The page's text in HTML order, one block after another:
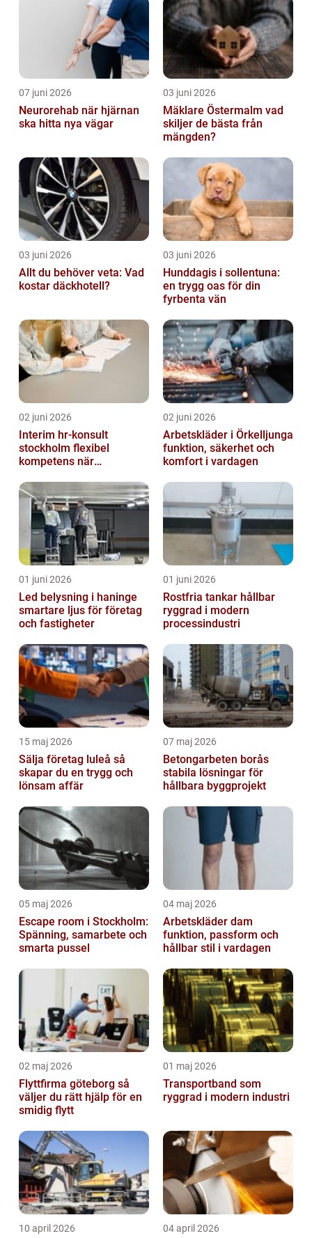
07 juni 2026
Neurorehab när hjärnan
ska hitta nya vägar
03 juni 2026
Mäklare Östermalm vad
skiljer de bästa från
mängden?
03 juni 2026
Allt du behöver veta: Vad
kostar däckhotell?
03 juni 2026
Hunddagis i sollentuna:
en trygg oas för din
fyrbenta vän
02 juni 2026
Interim hr-konsult
stockholm flexibel
kompetens när
02 juni 2026
Arbetskläder i Örkelljunga
funktion, säkerhet och
komfort i vardagen
01 juni 2026
Led belysning i haninge
smartare ljus för företag
och fastigheter
01 juni 2026
Rostfria tankar hållbar
ryggrad i modern
processindustri
15 maj 2026
Sälja företag luleå så
skapar du en trygg och
lönsam affär
07 maj 2026
Betongarbeten borås
stabila lösningar för
hållbara byggprojekt
05 maj 2026
Escape room i Stockholm:
Spänning, samarbete och
smarta pussel
04 maj 2026
Arbetskläder dam
funktion, passform och
hållbar stil i vardagen
02 maj 2026
Flyttfirma göteborg så
väljer du rätt hjälp för en
smidig flytt
01 maj 2026
Transportband som
ryggrad i modern industri
10 april 2026 04 april 2026